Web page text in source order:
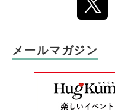
メールマガジン